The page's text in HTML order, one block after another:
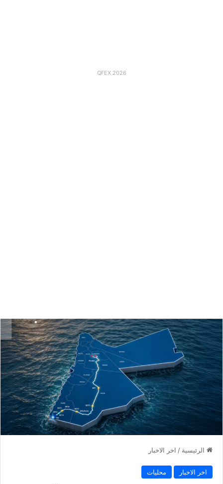
QFEX 2026
الرئيسية / اخر الاخبار
اخر الاخبار محليات